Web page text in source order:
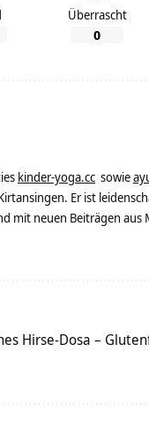
Überrascht
0
kinder-yoga.cc sowie
Er ist
mit neuen Beiträgen aus
Hirse-Dosa –